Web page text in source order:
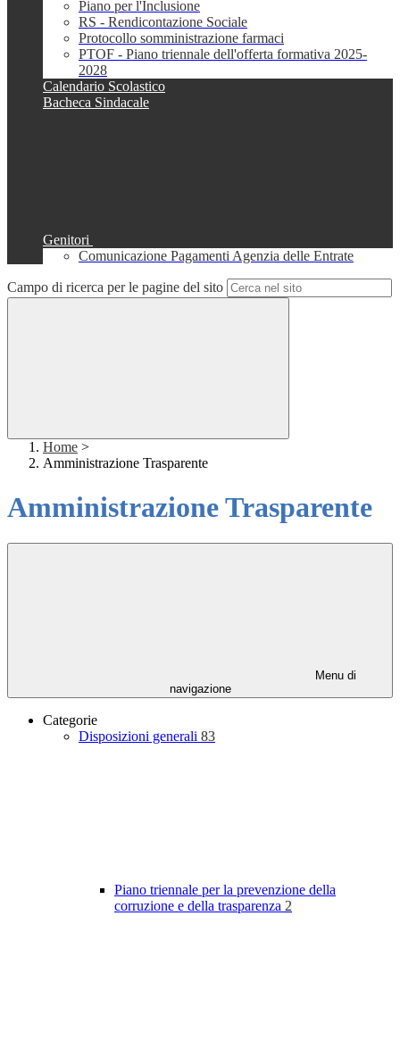
Piano per l'Inclusione
RS - Rendicontazione Sociale
Protocollo somministrazione farmaci
PTOF - Piano triennale dell'offerta formativa 2025-
2028
Calendario Scolastico
Bacheca Sindacale
Genitori
Comunicazione Pagamenti Agenzia delle Entrate
Campo di ricerca per le pagine del sito
Home >
Amministrazione Trasparente
Amministrazione Trasparente
Menu di
navigazione
Categorie
Disposizioni generali 83
Piano triennale per la prevenzione della
corruzione e della trasparenza 2